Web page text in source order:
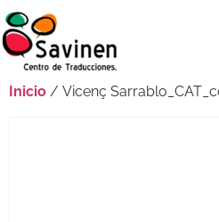
Inicio / Vicenç